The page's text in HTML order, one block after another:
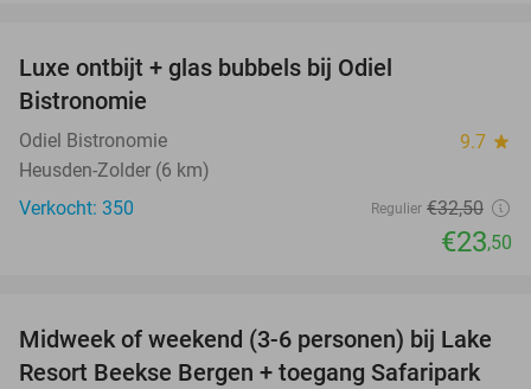
Luxe ontbijt + glas bubbels bij Odiel
Bistronomie
Odiel Bistronomie 9.7 star
Heusden-Zolder (6 km)
Verkocht: 350
Regulier €32,50
€23,50
53%
Midweek of weekend (3-6 personen) bij Lake
Resort Beekse Bergen + toegang Safaripark